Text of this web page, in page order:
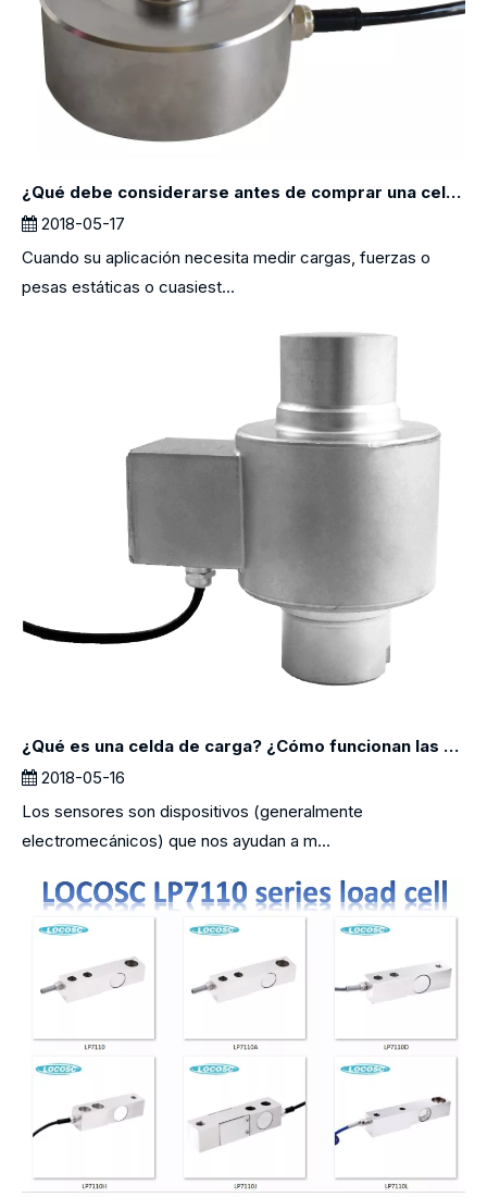
¿Qué debe considerarse antes de comprar una celda de carga?
2018-05-17
Cuando su aplicación necesita medir cargas, fuerzas o
pesas estáticas o cuasiest...
¿Qué es una celda de carga? ¿Cómo funcionan las celdas de carga?
2018-05-16
Los sensores son dispositivos (generalmente
electromecánicos) que nos ayudan a m...